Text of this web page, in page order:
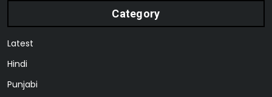
Category
Latest
Hindi
Punjabi